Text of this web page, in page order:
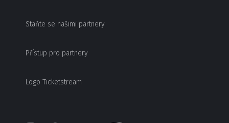
Staňte se našimi partnery
Přístup pro partnery
Logo Ticketstream